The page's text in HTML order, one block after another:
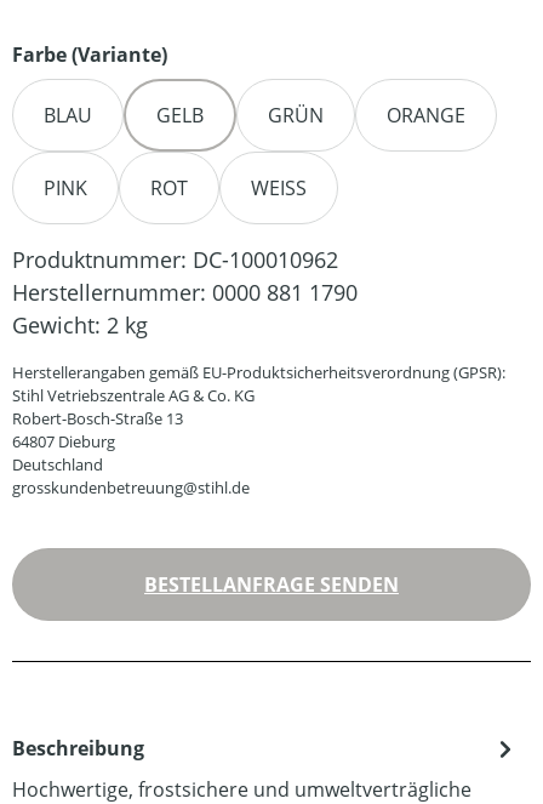
Farbe (Variante)auswählen
BLAU GELB GRÜN ORANGE
PINK ROT WEISS
Produktnummer: DC-100010962
Herstellernummer: 0000 881 1790
Gewicht: 2 kg
Herstellerangaben gemäß EU-Produktsicherheitsverordnung (GPSR):
Stihl Vetriebszentrale AG & Co. KG
Robert-Bosch-Straße 13
64807 Dieburg
Deutschland
grosskundenbetreuung@stihl.de
BESTELLANFRAGE SENDEN
Beschreibung
Hochwertige, frostsichere und umweltverträgliche